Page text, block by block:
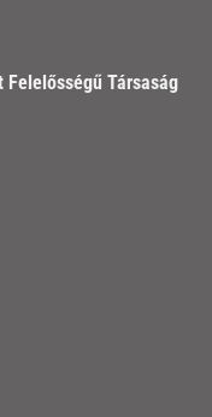
Társaság